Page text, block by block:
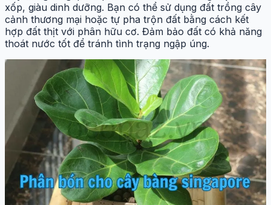
xốp, giàu dinh dưỡng. Bạn có thể sử dụng đất trồng cây
cảnh thương mại hoặc tự pha trộn đất bằng cách kết
hợp đất thịt với phân hữu cơ. Đảm bảo đất có khả năng
thoát nước tốt để tránh tình trạng ngập úng.